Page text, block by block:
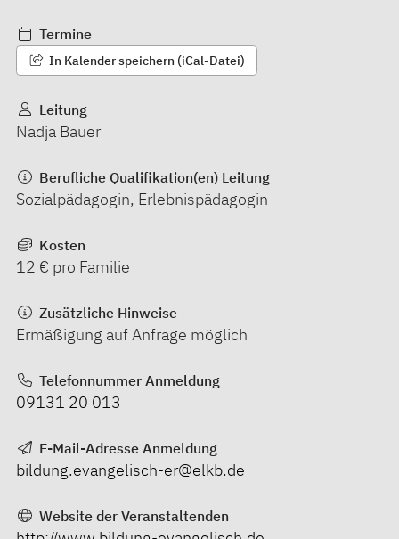
Termine
In Kalender speichern (iCal-Datei)
Leitung
Nadja Bauer
Berufliche Qualifikation(en) Leitung
Sozialpädagogin, Erlebnispädagogin
Kosten
12 € pro Familie
Zusätzliche Hinweise
Ermäßigung auf Anfrage möglich
Telefonnummer Anmeldung
09131 20 013
E-Mail-Adresse Anmeldung
bildung.evangelisch-er@elkb.de
Website der Veranstaltenden